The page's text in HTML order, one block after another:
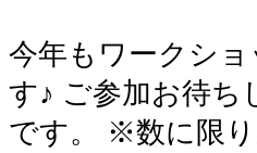
今年もワークシ
す♪ ご参加お待
です。 ※数に限